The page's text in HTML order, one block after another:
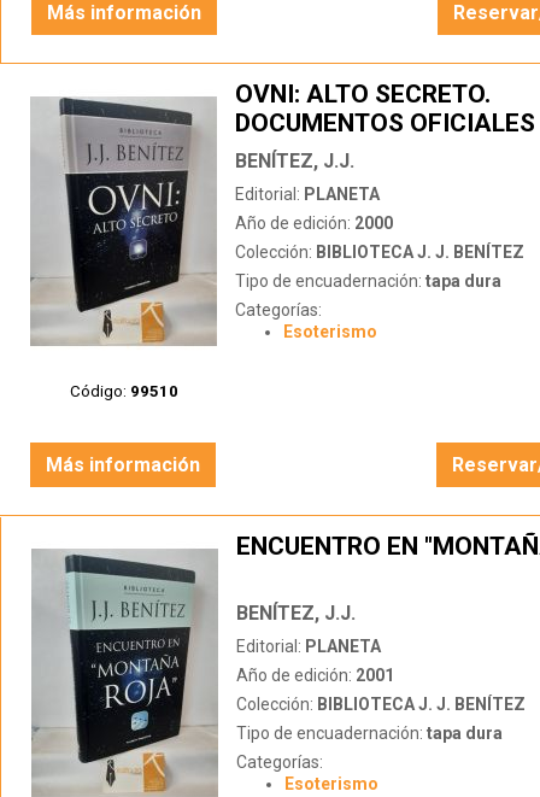
Más información
Código: 99510
OVNI: ALTO SECRETO.
DOCUMENTOS OFICIALES
EJÉRCITO DEL AIRE
BENÍTEZ, J.J.
Editorial: PLANETA
Año de edición: 2000
Colección: BIBLIOTECA J. J. BENÍTEZ
Tipo de encuadernación: tapa dura
Categorías:
Esoterismo
Más información
ENCUENTRO EN
BENÍTEZ, J.J.
Editorial: PLANETA
Año de edición: 2001
Colección: BIBLIOTECA J. J. BENÍTEZ
Tipo de encuadernación: tapa dura
Categorías:
Esoterismo